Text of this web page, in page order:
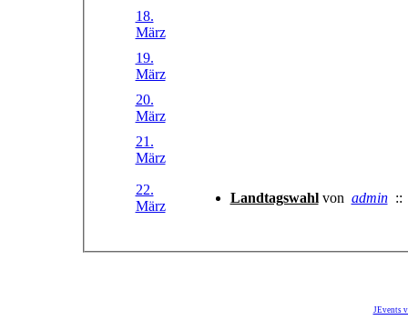
18.
März
19.
März
20.
März
21.
März
22.
März
Landtagswahl von admin
JEvents